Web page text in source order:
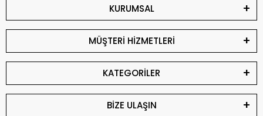
KURUMSAL
MÜŞTERİ HİZMETLERİ
KATEGORİLER
BİZE ULAŞIN